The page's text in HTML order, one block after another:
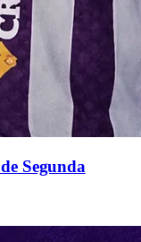
Segunda